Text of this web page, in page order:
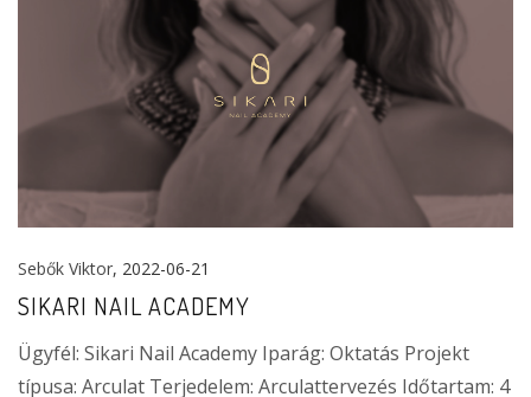
Sebők Viktor, 2022-06-21
SIKARI NAIL ACADEMY
Ügyfél: Sikari Nail Academy Iparág: Oktatás Projekt
típusa: Arculat Terjedelem: Arculattervezés Időtartam: 4